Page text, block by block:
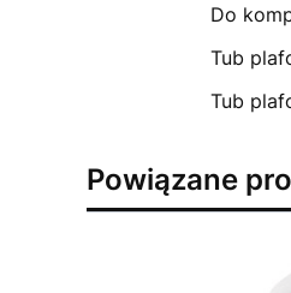
Do
Tub
Tub
Powiązane